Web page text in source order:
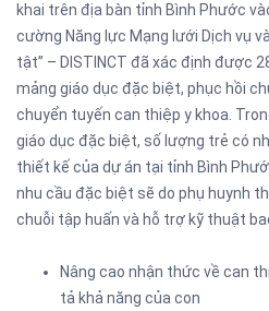
khai trên địa bàn tỉnh Bình Phước
cường Năng lực Mạng lưới Dịch vụ
tật” – DISTINCT đã xác định được
mảng giáo dục đặc biệt, phục hồi
chuyển tuyến can thiệp y khoa.
giáo dục đặc biệt, số lượng trẻ có
thiết kế của dự án tại tỉnh Bình
nhu cầu đặc biệt sẽ do phụ huynh
chuỗi tập huấn và hỗ trợ kỹ thuật
Nâng cao nhận thức về can
tả khả năng của con